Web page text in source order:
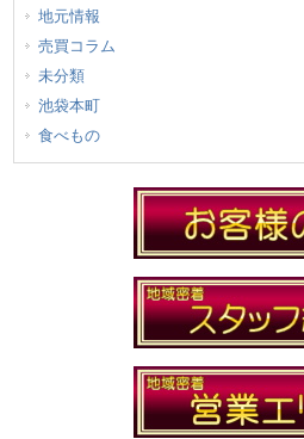
地元情報
売買コラム
未分類
池袋本町
食べもの